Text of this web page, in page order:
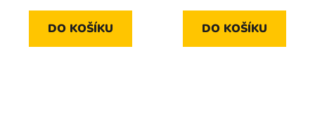
DO KOŠÍKU DO KOŠÍKU